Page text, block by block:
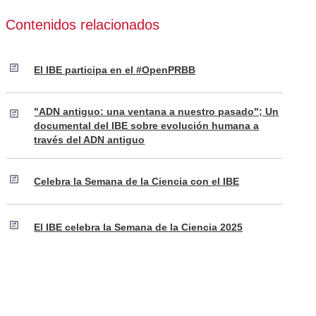
Contenidos relacionados
El IBE participa en el #OpenPRBB
"ADN antiguo: una ventana a nuestro pasado"; Un
documental del IBE sobre evolución humana a
través del ADN antiguo
Celebra la Semana de la Ciencia con el IBE
El IBE celebra la Semana de la Ciencia 2025